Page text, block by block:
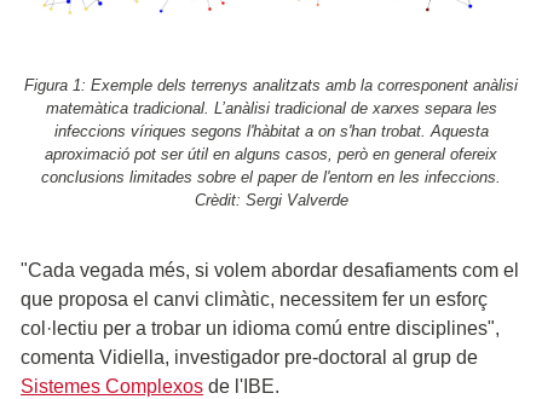
Figura 1: Exemple dels terrenys analitzats amb la corresponent anàlisi
matemàtica tradicional. L’anàlisi tradicional de xarxes separa les
infeccions víriques segons l'hàbitat a on s'han trobat. Aquesta
aproximació pot ser útil en alguns casos, però en general ofereix
conclusions limitades sobre el paper de l'entorn en les infeccions.
Crèdit: Sergi Valverde
"Cada vegada més, si volem abordar desafiaments com el
que proposa el canvi climàtic, necessitem fer un esforç
col·lectiu per a trobar un idioma comú entre disciplines",
comenta Vidiella, investigador pre-doctoral al grup de
Sistemes Complexos de l'IBE.